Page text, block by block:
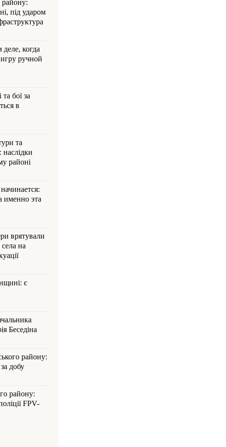
району:
під ударом
когда
ручной
бої за
в
та
районі
именно эта
врятували
на
є
Беседіна
району:
добу
району:
FPV-